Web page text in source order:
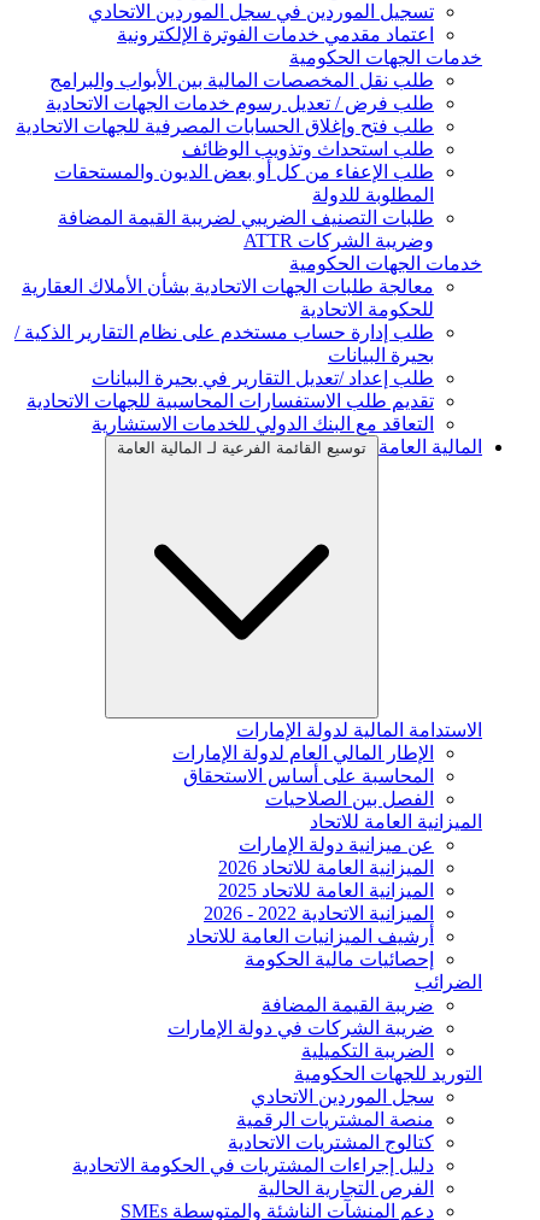
تسجيل الموردين في سجل الموردين الاتحادي
اعتماد مقدمي خدمات الفوترة الإلكترونية
خدمات الجهات الحكومية
طلب نقل المخصصات المالية بين الأبواب والبرامج
طلب فرض / تعديل رسوم خدمات الجهات الاتحادية
طلب فتح وإغلاق الحسابات المصرفية للجهات الاتحادية
طلب استحداث وتذويب الوظائف
طلب الإعفاء من كل أو بعض الديون والمستحقات
المطلوبة للدولة
طلبات التصنيف الضريبي لضريبة القيمة المضافة
وضريبة الشركات ATTR
خدمات الجهات الحكومية
معالجة طلبات الجهات الاتحادية بشأن الأملاك العقارية
للحكومة الاتحادية
طلب إدارة حساب مستخدم على نظام التقارير الذكية /
بحيرة البيانات
طلب إعداد /تعديل التقارير في بحيرة البيانات
تقديم طلب الاستفسارات المحاسبية للجهات الاتحادية
التعاقد مع البنك الدولي للخدمات الاستشارية
المالية العامة
توسيع القائمة الفرعية لـ المالية العامة
الاستدامة المالية لدولة الإمارات
الإطار المالي العام لدولة الإمارات
المحاسبة على أساس الاستحقاق
الفصل بين الصلاحيات
الميزانية العامة للاتحاد
عن ميزانية دولة الإمارات
الميزانية العامة للاتحاد 2026
الميزانية العامة للاتحاد 2025
الميزانية الاتحادية 2022 - 2026
أرشيف الميزانيات العامة للاتحاد
إحصائيات مالية الحكومة
الضرائب
ضريبة القيمة المضافة
ضريبة الشركات في دولة الإمارات
الضريبة التكميلية
التوريد للجهات الحكومية
سجل الموردين الاتحادي
منصة المشتريات الرقمية
كتالوج المشتريات الاتحادية
دليل إجراءات المشتريات في الحكومة الاتحادية
الفرص التجارية الحالية
دعم المنشآت الناشئة والمتوسطة SMEs